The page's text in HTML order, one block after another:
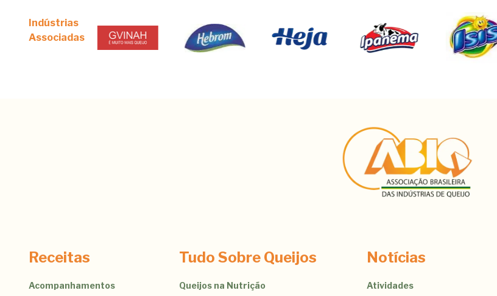
Indústrias
Associadas
Receitas
Acompanhamentos
Tudo Sobre Queijos
Queijos na Nutrição
Notícias
Atividades